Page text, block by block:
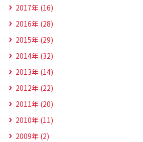
2017年 (16)
2016年 (28)
2015年 (29)
2014年 (32)
2013年 (14)
2012年 (22)
2011年 (20)
2010年 (11)
2009年 (2)